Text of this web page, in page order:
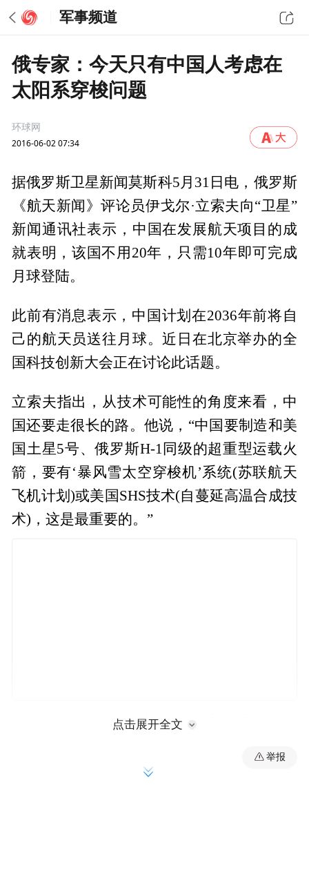
军事频道
俄专家：今天只有中国人考虑在
太阳系穿梭问题
环球网
2016-06-02 07:34
据俄罗斯卫星新闻莫斯科5月31日电，俄罗斯
《航天新闻》评论员伊戈尔·立索夫向“卫星”
新闻通讯社表示，中国在发展航天项目的成
就表明，该国不用20年，只需10年即可完成
月球登陆。
此前有消息表示，中国计划在2036年前将自
己的航天员送往月球。近日在北京举办的全
国科技创新大会正在讨论此话题。
立索夫指出，从技术可能性的角度来看，中
国还要走很长的路。他说，“中国要制造和美
国土星5号、俄罗斯H-1同级的超重型运载火
箭，要有‘暴风雪太空穿梭机’系统(苏联航天
飞机计划)或美国SHS技术(自蔓延高温合成技
术)，这是最重要的。”
他指出，在此基础上登陆月球就成了更简
器已登陆过月球，顺利完成了工作。
点击展开全文
举报